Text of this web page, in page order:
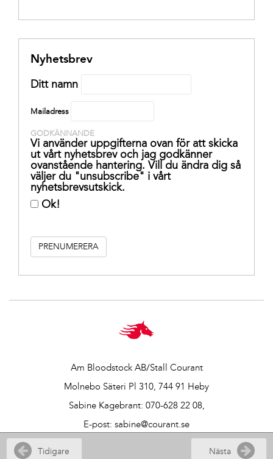
Nyhetsbrev
Ditt namn
Mailadress
GODKÄNNANDE
Vi använder uppgifterna ovan för att skicka
ut vårt nyhetsbrev och jag godkänner
ovanstående hantering. Vill du ändra dig så
väljer du "unsubscribe" i vårt
nyhetsbrevsutskick.
Ok!
Tidigare Nästa
Am Bloodstock AB/Stall Courant
Molnebo Säteri Pl 310, 744 91 Heby
Sabine Kagebrant: 070-628 22 08,
E-post: sabine@courant.se